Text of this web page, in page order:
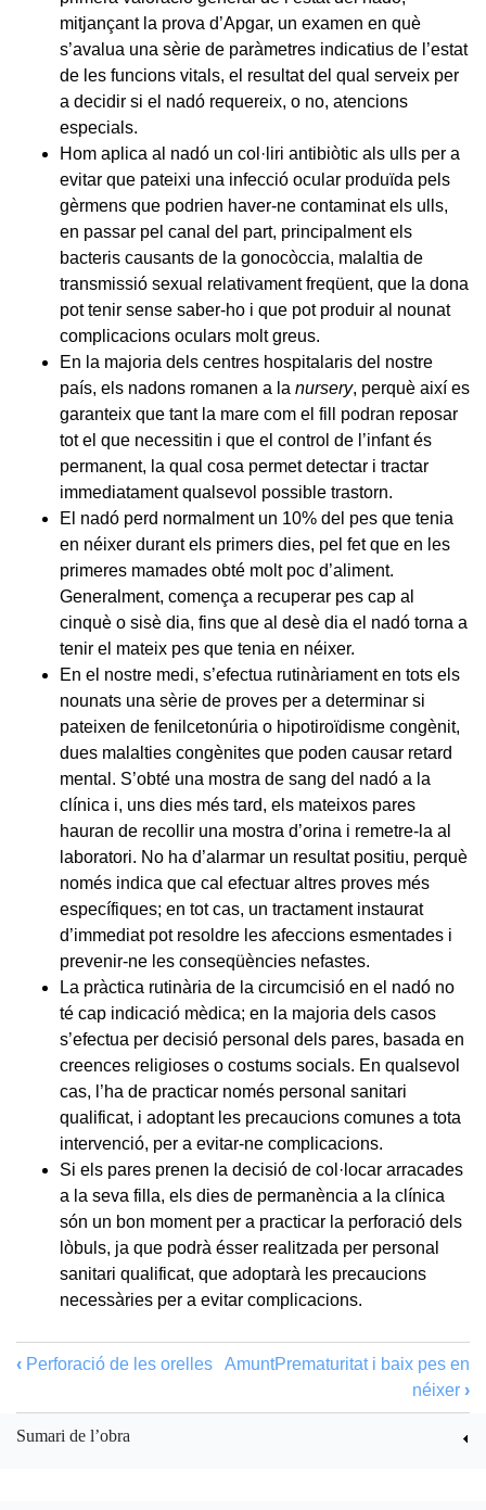
mitjançant la prova d’Apgar, un examen en què
s’avalua una sèrie de paràmetres indicatius de l’estat
de les funcions vitals, el resultat del qual serveix per
a decidir si el nadó requereix, o no, atencions
especials.
Hom aplica al nadó un col·liri antibiòtic als ulls per a
evitar que pateixi una infecció ocular produïda pels
gèrmens que podrien haver-ne contaminat els ulls,
en passar pel canal del part, principalment els
bacteris causants de la gonocòccia, malaltia de
transmissió sexual relativament freqüent, que la dona
pot tenir sense saber-ho i que pot produir al nounat
complicacions oculars molt greus.
En la majoria dels centres hospitalaris del nostre
país, els nadons romanen a la nursery, perquè així es
garanteix que tant la mare com el fill podran reposar
tot el que necessitin i que el control de l’infant és
permanent, la qual cosa permet detectar i tractar
immediatament qualsevol possible trastorn.
El nadó perd normalment un 10% del pes que tenia
en néixer durant els primers dies, pel fet que en les
primeres mamades obté molt poc d’aliment.
Generalment, comença a recuperar pes cap al
cinquè o sisè dia, fins que al desè dia el nadó torna a
tenir el mateix pes que tenia en néixer.
En el nostre medi, s’efectua rutinàriament en tots els
nounats una sèrie de proves per a determinar si
pateixen de fenilcetonúria o hipotiroïdisme congènit,
dues malalties congènites que poden causar retard
mental. S’obté una mostra de sang del nadó a la
clínica i, uns dies més tard, els mateixos pares
hauran de recollir una mostra d’orina i remetre-la al
laboratori. No ha d’alarmar un resultat positiu, perquè
només indica que cal efectuar altres proves més
específiques; en tot cas, un tractament instaurat
d’immediat pot resoldre les afeccions esmentades i
prevenir-ne les conseqüències nefastes.
La pràctica rutinària de la circumcisió en el nadó no
té cap indicació mèdica; en la majoria dels casos
s’efectua per decisió personal dels pares, basada en
creences religioses o costums socials. En qualsevol
cas, l’ha de practicar només personal sanitari
qualificat, i adoptant les precaucions comunes a tota
intervenció, per a evitar-ne complicacions.
Si els pares prenen la decisió de col·locar arracades
a la seva filla, els dies de permanència a la clínica
són un bon moment per a practicar la perforació dels
lòbuls, ja que podrà ésser realitzada per personal
sanitari qualificat, que adoptarà les precaucions
necessàries per a evitar complicacions.
‹ Perforació de les orelles AmuntPrematuritat i baix pes en
néixer ›
Sumari de l’obra